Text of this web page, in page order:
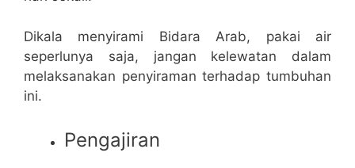
Dikala menyirami Bidara Arab, pakai air
seperlunya saja, jangan kelewatan dalam
melaksanakan penyiraman terhadap tumbuhan
ini.
Pengajiran